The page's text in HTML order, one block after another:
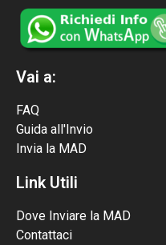
Vai a:
FAQ
Guida all'Invio
Invia la MAD
Link Utili
Dove Inviare la MAD
Contattaci